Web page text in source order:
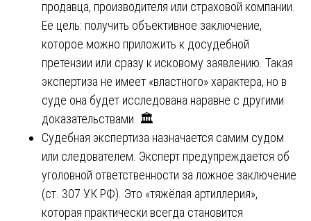
продавца, производителя или страховой компании.
Её цель: получить объективное заключение,
которое можно приложить к досудебной
претензии или сразу к исковому заявлению. Такая
экспертиза не имеет «властного» характера, но в
суде она будет исследована наравне с другими
доказательствами. 🏛️
Судебная экспертиза назначается самим судом
или следователем. Эксперт предупреждается об
уголовной ответственности за ложное заключение
(ст. 307 УК РФ). Это «тяжёлая артиллерия»,
которая практически всегда становится